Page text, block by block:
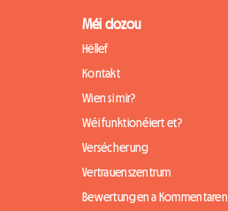
Méi dozou
Hëllef
Kontakt
Wien si mir?
Wéi funktionéiert et?
Versécherung
Vertrauenszentrum
Bewertungen a Kommentaren